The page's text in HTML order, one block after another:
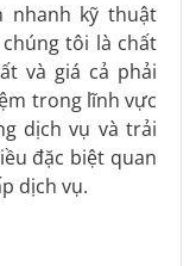
nhanh kỹ thuật
tôi là chất
và giá cả phải
trong lĩnh vực
dịch vụ và trải
đặc biệt quan
dịch vụ.